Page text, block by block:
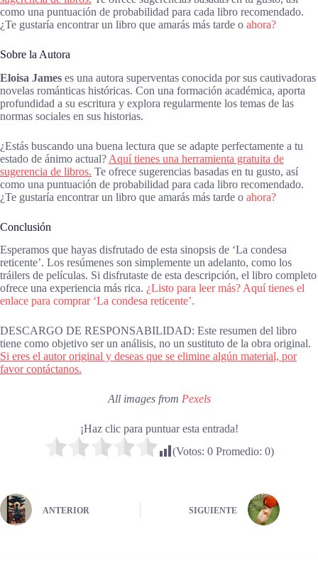
como una puntuación de probabilidad para cada libro recomendado.
¿Te gustaría encontrar un libro que amarás más tarde o ahora?
Sobre la Autora
Eloisa James es una autora superventas conocida por sus cautivadoras
novelas románticas históricas. Con una formación académica, aporta
profundidad a su escritura y explora regularmente los temas de las
normas sociales en sus historias.
¿Estás buscando una buena lectura que se adapte perfectamente a tu
estado de ánimo actual? Aquí tienes una herramienta gratuita de
sugerencia de libros. Te ofrece sugerencias basadas en tu gusto, así
como una puntuación de probabilidad para cada libro recomendado.
¿Te gustaría encontrar un libro que amarás más tarde o ahora?
Conclusión
Esperamos que hayas disfrutado de esta sinopsis de ‘La condesa
reticente’. Los resúmenes son simplemente un adelanto, como los
tráilers de películas. Si disfrutaste de esta descripción, el libro completo
ofrece una experiencia más rica. ¿Listo para leer más? Aquí tienes el
enlace para comprar ‘La condesa reticente’.
DESCARGO DE RESPONSABILIDAD: Este resumen del libro
tiene como objetivo ser un análisis, no un sustituto de la obra original.
Si eres el autor original y deseas que se elimine algún material, por
favor contáctanos.
All images from Pexels
¡Haz clic para puntuar esta entrada!
(Votos: 0Promedio: 0)
ANTERIOR SIGUIENTE